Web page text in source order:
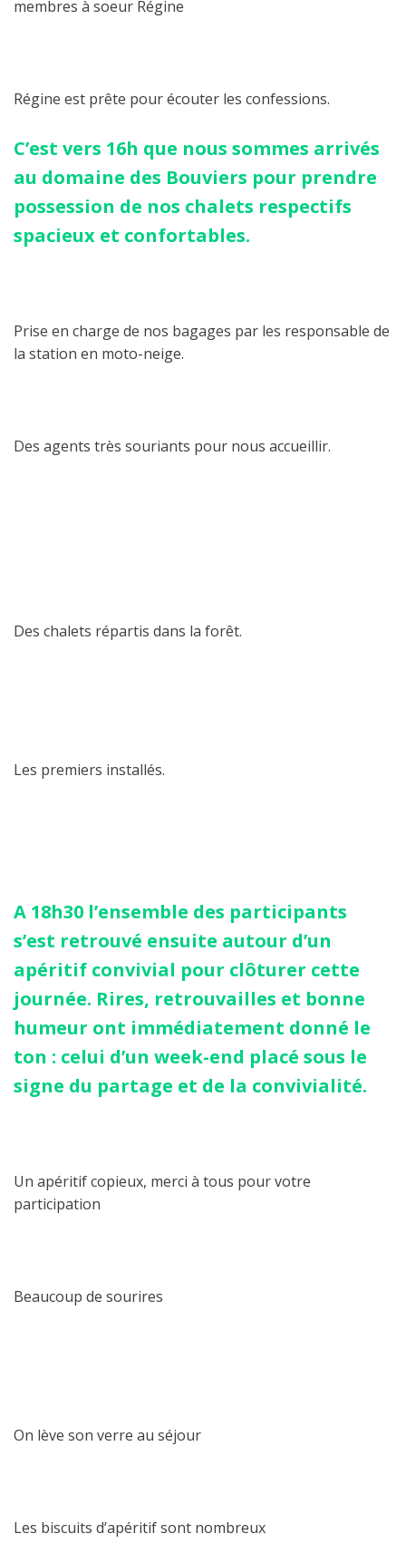
membres à soeur Régine
Régine est prête pour écouter les confessions.
C’est vers 16h que nous sommes arrivés
au domaine des Bouviers pour prendre
possession de nos chalets respectifs
spacieux et confortables.
Prise en charge de nos bagages par les responsable de
la station en moto-neige.
Des agents très souriants pour nous accueillir.
Des chalets répartis dans la forêt.
Les premiers installés.
A 18h30 l’ensemble des participants
s’est retrouvé ensuite autour d’un
apéritif convivial pour clôturer cette
journée. Rires, retrouvailles et bonne
humeur ont immédiatement donné le
ton : celui d’un week-end placé sous le
signe du partage et de la convivialité.
Un apéritif copieux, merci à tous pour votre
participation
Beaucoup de sourires
On lève son verre au séjour
Les biscuits d’apéritif sont nombreux